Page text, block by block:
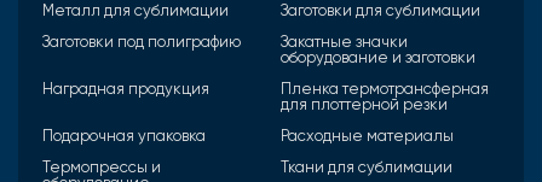
Металл для сублимации
Заготовки для сублимации
Заготовки под полиграфию
Закатные значки
оборудование и заготовки
Наградная продукция
Пленка термотрансферная
для плоттерной резки
Подарочная упаковка
Расходные материалы
Термопрессы и
Ткани для сублимации